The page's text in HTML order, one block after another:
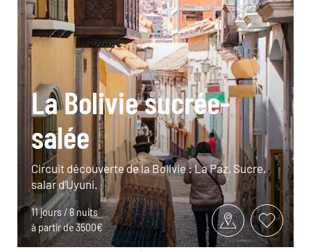
La Bolivie sucrée-
salée
Circuit découverte de la Bolivie : La Paz, Sucre,
salar d’Uyuni.
11 jours / 8 nuits
à partir de 3500€